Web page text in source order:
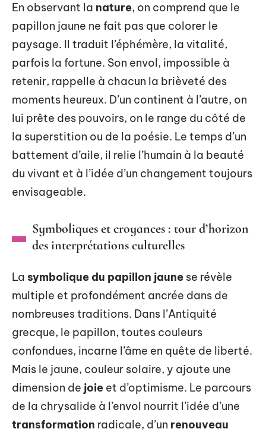
En observant la nature, on comprend que le
papillon jaune ne fait pas que colorer le
paysage. Il traduit l’éphémère, la vitalité,
parfois la fortune. Son envol, impossible à
retenir, rappelle à chacun la brièveté des
moments heureux. D’un continent à l’autre, on
lui prête des pouvoirs, on le range du côté de
la superstition ou de la poésie. Le temps d’un
battement d’aile, il relie l’humain à la beauté
du vivant et à l’idée d’un changement toujours
envisageable.
Symboliques et croyances : tour d’horizon
des interprétations culturelles
La symbolique du papillon jaune se révèle
multiple et profondément ancrée dans de
nombreuses traditions. Dans l’Antiquité
grecque, le papillon, toutes couleurs
confondues, incarne l’âme en quête de liberté.
Mais le jaune, couleur solaire, y ajoute une
dimension de joie et d’optimisme. Le parcours
de la chrysalide à l’envol nourrit l’idée d’une
transformation radicale, d’un renouveau